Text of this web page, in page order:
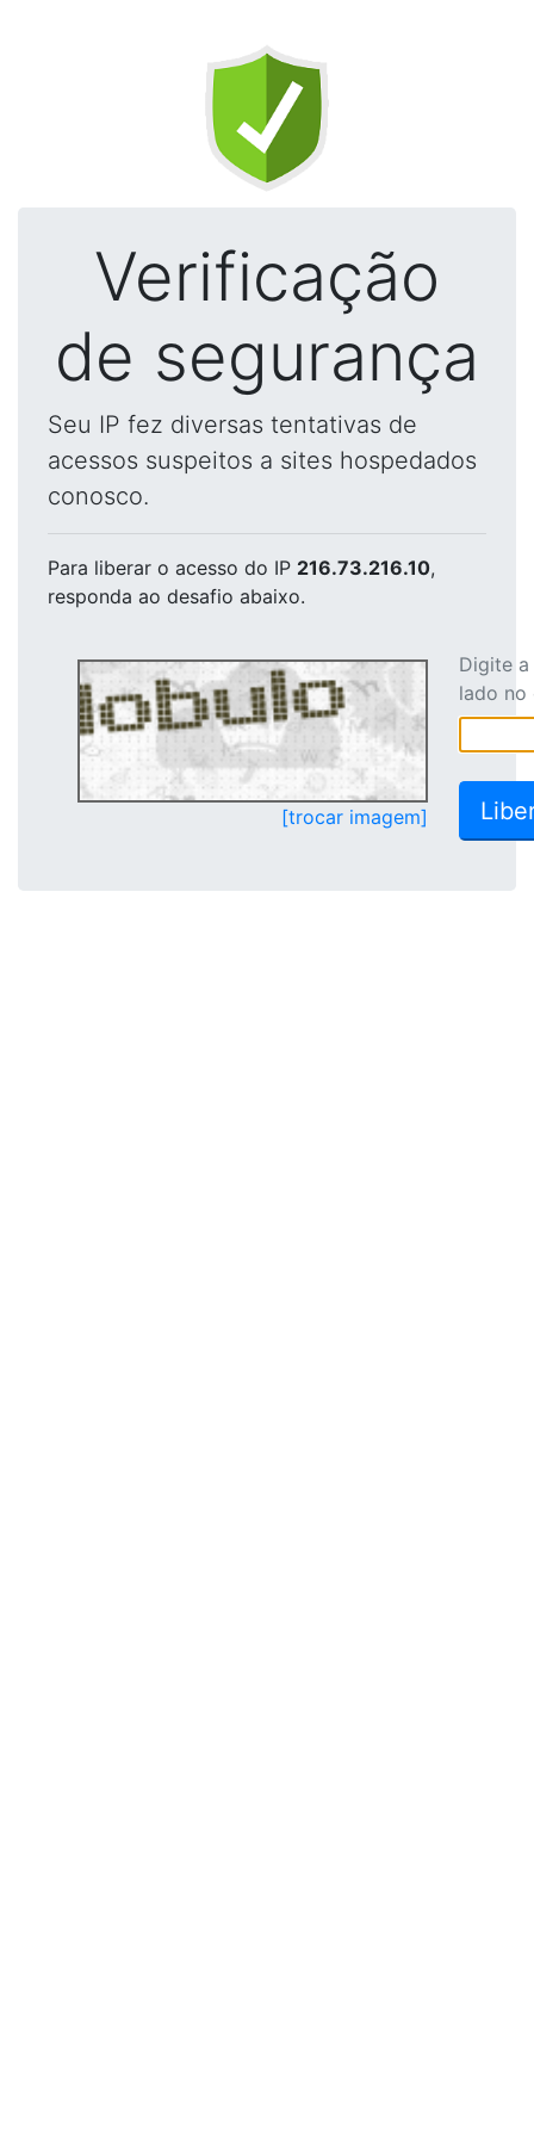
Verificação
de segurança
Seu IP fez diversas tentativas de
acessos suspeitos a sites hospedados
conosco.
Para liberar o acesso do IP 216.73.216.10,
responda ao desafio abaixo.
[trocar imagem]
Digite
lado no